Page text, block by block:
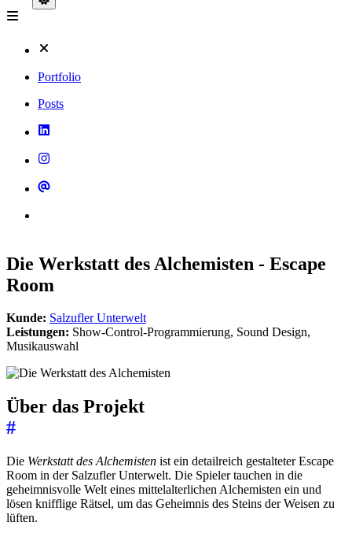
Portfolio
Posts
Die Werkstatt des Alchemisten - Escape
Room
Kunde: Salzufler Unterwelt
Leistungen: Show-Control-Programmierung, Sound Design,
Musikauswahl
Über das Projekt
#
Die Werkstatt des Alchemisten ist ein detailreich gestalteter Escape
Room in der Salzufler Unterwelt. Die Spieler tauchen in die
geheimnisvolle Welt eines mittelalterlichen Alchemisten ein und
lösen knifflige Rätsel, um das Geheimnis des Steins der Weisen zu
lüften.